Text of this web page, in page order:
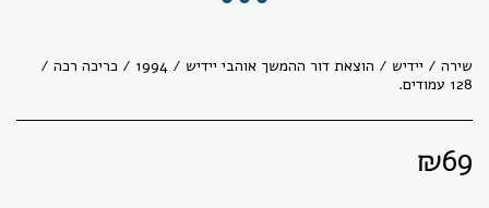
שירה / יידיש / הוצאת דור ההמשך אוהבי יידיש / 1994 / כריכה רכה /
128 עמודים.
₪69